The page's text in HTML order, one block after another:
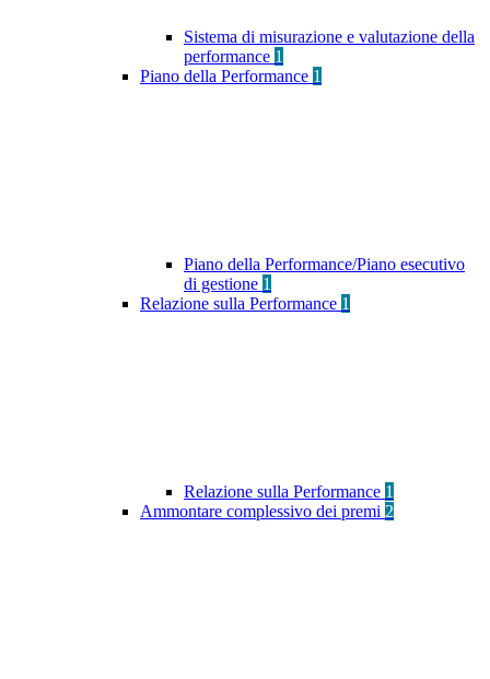
Sistema di misurazione e valutazione della
performance 1
Piano della Performance 1
Piano della Performance/Piano esecutivo
di gestione 1
Relazione sulla Performance 1
Relazione sulla Performance 1
Ammontare complessivo dei premi 2